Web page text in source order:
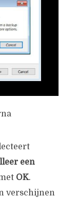
een
OK.
verschijnen